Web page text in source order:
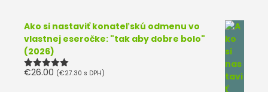
Ako si nastaviť konateľskú odmenu vo
vlastnej eseročke: "tak aby dobre bolo"
(2026)
Hodnotenie
€26.00 (€27.30 s DPH)